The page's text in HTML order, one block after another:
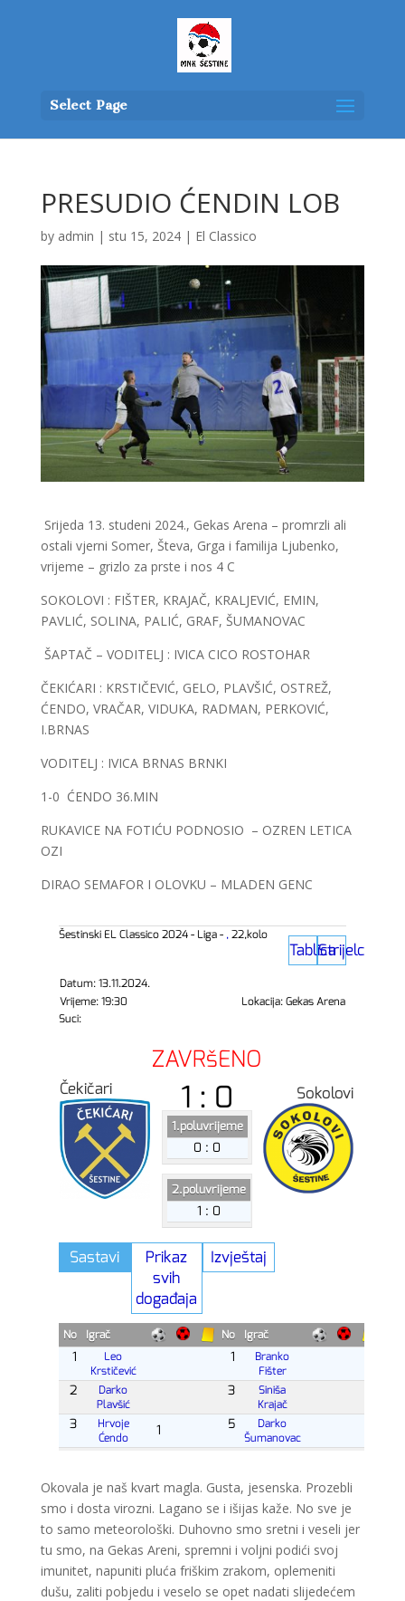
Select Page
PRESUDIO ĆENDIN LOB
by admin | stu 15, 2024| El Classico
Srijeda 13. studeni 2024., Gekas Arena – promrzli ali
ostali vjerni Somer, Števa, Grga i familija Ljubenko,
vrijeme – grizlo za prste i nos 4 C
SOKOLOVI : FIŠTER, KRAJAČ, KRALJEVIĆ, EMIN,
PAVLIĆ, SOLINA, PALIĆ, GRAF, ŠUMANOVAC
ŠAPTAČ – VODITELJ : IVICA CICO ROSTOHAR
ČEKIĆARI : KRSTIČEVIĆ, GELO, PLAVŠIĆ, OSTREŽ,
ĆENDO, VRAČAR, VIDUKA, RADMAN, PERKOVIĆ,
I.BRNAS
VODITELJ : IVICA BRNAS BRNKI
1-0 ĆENDO 36.MIN
RUKAVICE NA FOTIĆU PODNOSIO – OZREN LETICA
OZI
DIRAO SEMAFOR I OLOVKU – MLADEN GENC
Okovala je naš kvart magla. Gusta, jesenska. Prozebli
smo i dosta virozni. Lagano se i išijas kaže. No sve je
to samo meteorološki. Duhovno smo sretni i veseli jer
tu smo, na Gekas Areni, spremni i voljni podići svoj
imunitet, napuniti pluća friškim zrakom, oplemeniti
dušu, zaliti pobjedu i veselo se opet nadati slijedećem